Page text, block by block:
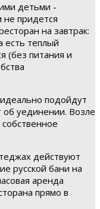
детьми -
не придется
на завтрак:
есть теплый
(без питания и
подойдут
уединении. Возле
действуют
русской бани на
аренда
прямо в